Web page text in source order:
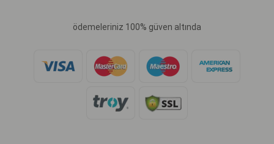
ödemeleriniz 100% güven altında